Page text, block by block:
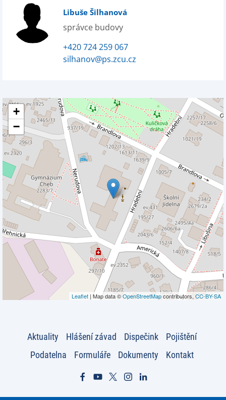
Libuše Šilhanová
správce budovy
+420 724 259 067
silhanov@ps.zcu.cz
+
−
Leaflet | Map data ©OpenStreetMapcontributors,CC-BY-SA
Aktuality Hlášení závad Dispečink
Pojištění
Podatelna
Formuláře Dokumenty Kontakt